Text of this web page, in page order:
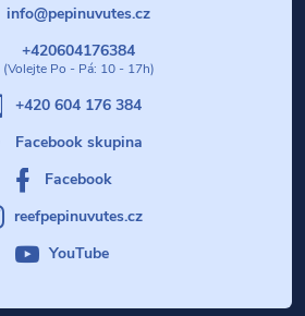
info@pepinuvutes.cz
+420604176384
+420 604 176 384
Facebook skupina
Facebook
reefpepinuvutes.cz
YouTube